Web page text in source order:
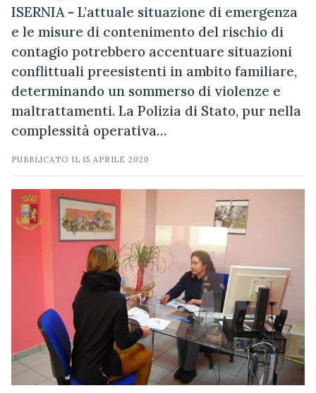
ISERNIA - L’attuale situazione di emergenza
e le misure di contenimento del rischio di
contagio potrebbero accentuare situazioni
conflittuali preesistenti in ambito familiare,
determinando un sommerso di violenze e
maltrattamenti. La Polizia di Stato, pur nella
complessità operativa…
PUBBLICATO IL15 APRILE 2020